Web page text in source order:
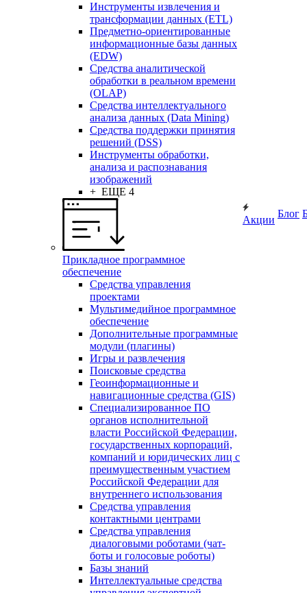
Инструменты извлечения и
трансформации данных (ETL)
Предметно-ориентированные
информационные базы данных
(EDW)
Средства аналитической
обработки в реальном времени
(OLAP)
Средства интеллектуального
анализа данных (Data Mining)
Средства поддержки принятия
решений (DSS)
Инструменты обработки,
анализа и распознавания
изображений
+ ЕЩЕ 4
Прикладное программное
обеспечение
Средства управления
проектами
Мультимедийное программное
обеспечение
Дополнительные программные
модули (плагины)
Игры и развлечения
Поисковые средства
Геоинформационные и
навигационные средства (GIS)
Специализированное ПО
органов исполнительной
власти Российской Федерации,
государственных корпораций,
компаний и юридических лиц с
преимущественным участием
Российской Федерации для
внутреннего использования
Средства управления
контактными центрами
Средства управления
диалоговыми роботами (чат-
боты и голосовые роботы)
Базы знаний
Интеллектуальные средства
Акции
Блог